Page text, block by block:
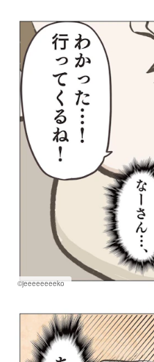
©jeeeeeeeeko